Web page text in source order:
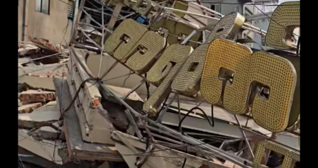
ဆောက်အအုံမှာ လုံး၀ပြိုကျသွားခဲ့ကြောင်း၊ ယင်းသို့ ပြိုကျချိန်
င် စားသောက်သူများ၊ ဆိုင်ဝန်ထမ်းများ အပြင် မန္တလေးမြို့ကို
ခြုံရေးယူ ကင်းပတ်နေသော စစ်တပ်အရာရှိ ၁ ဦး နှင့် စစ်သား ၉
း စုစုပေါင်း စစ်သား ၁၀ ဦးပါ ပါဝင်သွားခဲ့ကြောင်း သိရှိရသည်။
ငလျင်လှုပ်ခတ်အပြီး မတ်လ ၂၈ ရက်နေ့ ညနေပိုင်းမှာ စစ်တပ်က
ားတွေ လာကြည့်ပါတယ်။ သူတို့ရဲ့ အရာရှိ ၁ ဦးနဲ့ စစ်သား ၉ ဦး
နည်းဆုံး ၁၀ ဦး လာရောက်စားသောက်နေစဉ်အတွင်းမှာ ဆိုင်ပြိုတဲ့
ထဲပါသွားတယ်။ ကရ ဝိတ် စားသောက် ဆိုင်ဖွင့်ထားတဲ့ ၆ ထပ်
က်တစ်ခုလုံးကလည်း ငလျင် လှုပ်ပြီးတော့ မြေကြီးပေါ်မှာ အပုံ
က်ပဲ ကျန်ပါတယ်။ ပြိုကျတဲ့အရှိန်နဲ့ အထဲမှာရှိနေတဲ့သူ တွေလည်း
ယ်လိုမှ အသက်မရှင်နိုင်ပါဘူး" ဟု ရန်ကုန်ခေတ် သစ်၏ သတင်း